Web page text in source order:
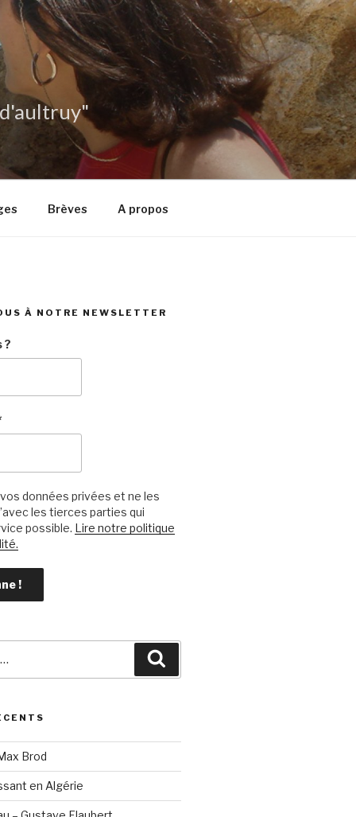
Brèves A propos
À NOTRE NEWSLETTER
?
données privées et ne les
les tierces parties qui
possible. Lire notre politique
Brod
en Algérie